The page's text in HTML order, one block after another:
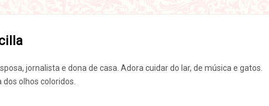
jornalista e dona de casa. Adora cuidar do lar, de música e gatos.
dos olhos coloridos.